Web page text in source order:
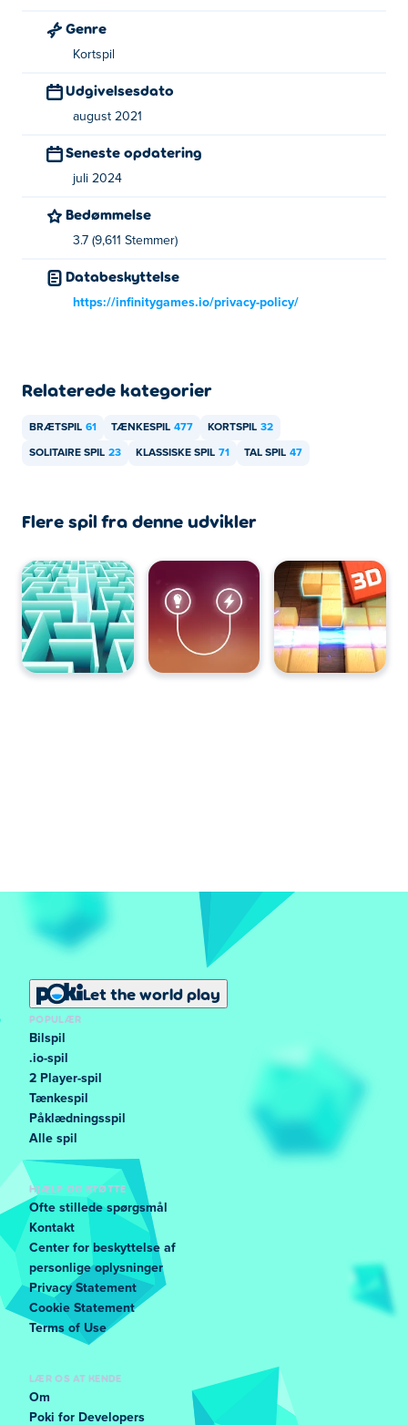
Genre
Kortspil
Udgivelsesdato
august 2021
Seneste opdatering
juli 2024
Bedømmelse
3.7 (9,611 Stemmer)
Databeskyttelse
https://infinitygames.io/privacy-policy/
Relaterede kategorier
BRÆTSPIL 61 TÆNKESPIL 477 KORTSPIL 32
SOLITAIRE SPIL 23 KLASSISKE SPIL 71 TAL SPIL 47
Flere spil fra denne udvikler
Let the world play
POPULÆR
Bilspil
.io-spil
2 Player-spil
Tænkespil
Påklædningsspil
Alle spil
HJÆLP OG STØTTE
Ofte stillede spørgsmål
Kontakt
Center for beskyttelse af
personlige oplysninger
Privacy Statement
Cookie Statement
Terms of Use
LÆR OS AT KENDE
Om
Poki for Developers